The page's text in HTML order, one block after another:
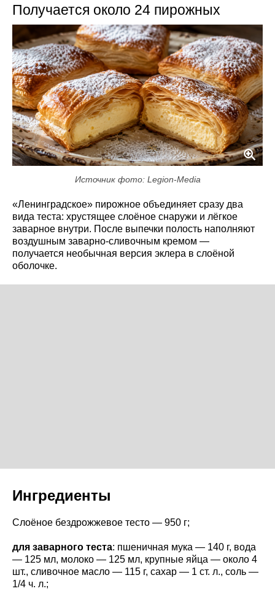
Получается около 24 пирожных
Источник фото: Legion-Media
«Ленинградское» пирожное объединяет сразу два
вида теста: хрустящее слоёное снаружи и лёгкое
заварное внутри. После выпечки полость наполняют
воздушным заварно-сливочным кремом —
получается необычная версия эклера в слоёной
оболочке.
Ингредиенты
Слоёное бездрожжевое тесто — 950 г;
для заварного теста: пшеничная мука — 140 г, вода
— 125 мл, молоко — 125 мл, крупные яйца — около 4
шт., сливочное масло — 115 г, сахар — 1 ст. л., соль —
1/4 ч. л.;